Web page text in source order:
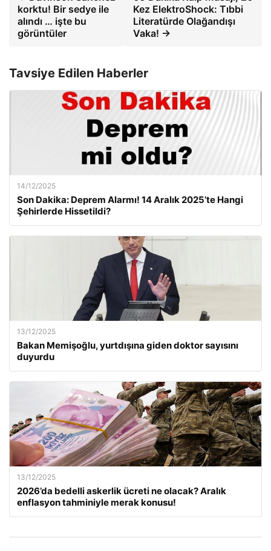
korktu! Bir sedye ile
alındı ​​… işte bu
görüntüler
Kez ElektroShock: Tıbbi
Literatürde Olağandışı
Vaka! →
Tavsiye Edilen Haberler
14/12/2025
Son Dakika: Deprem Alarmı! 14 Aralık 2025’te Hangi
Şehirlerde Hissetildi?
13/12/2025
Bakan Memişoğlu, yurtdışına giden doktor sayısını
duyurdu
13/12/2025
2026’da bedelli askerlik ücreti ne olacak? Aralık
enflasyon tahminiyle merak konusu!